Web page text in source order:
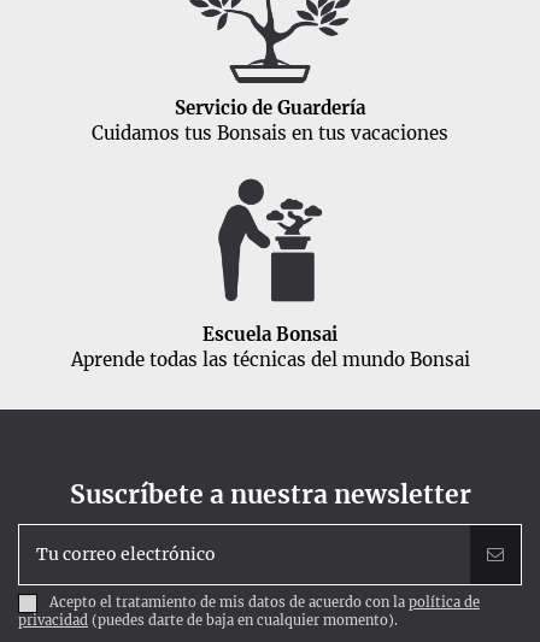
Servicio de Guardería
Cuidamos tus Bonsais en tus vacaciones
Escuela Bonsai
Aprende todas las técnicas del mundo Bonsai
Suscríbete a nuestra newsletter
Acepto el tratamiento de mis datos de acuerdo con la política de
privacidad (puedes darte de baja en cualquier momento).